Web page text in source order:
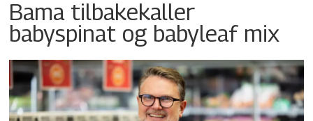
Bama tilbakekaller
babyspinat og babyleaf mix